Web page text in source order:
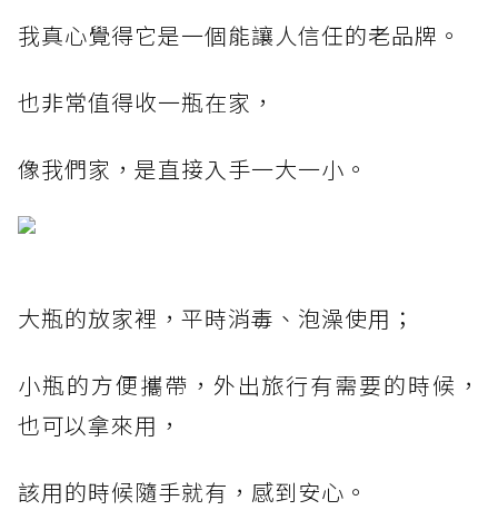
我真心覺得它是一個能讓人信任的老品牌。
也非常值得收一瓶在家，
像我們家，是直接入手一大一小。
大瓶的放家裡，平時消毒、泡澡使用；
小瓶的方便攜帶，外出旅行有需要的時候，
也可以拿來用，
該用的時候隨手就有，感到安心。